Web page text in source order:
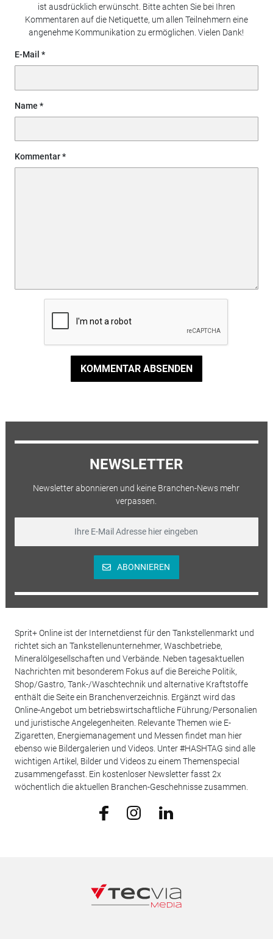
ist ausdrücklich erwünscht. Bitte achten Sie bei Ihren
Kommentaren auf die Netiquette, um allen Teilnehmern eine
angenehme Kommunikation zu ermöglichen. Vielen Dank!
E-Mail
Name
Kommentar
KOMMENTAR ABSENDEN
NEWSLETTER
Newsletter abonnieren und keine Branchen-News mehr
verpassen.
ABONNIEREN
Sprit+ Online ist der Internetdienst für den Tankstellenmarkt und
richtet sich an Tankstellenunternehmer, Waschbetriebe,
Mineralölgesellschaften und Verbände. Neben tagesaktuellen
Nachrichten mit besonderem Fokus auf die Bereiche Politik,
Shop/Gastro, Tank-/Waschtechnik und alternative Kraftstoffe
enthält die Seite ein Branchenverzeichnis. Ergänzt wird das
Online-Angebot um betriebswirtschaftliche Führung/Personalien
und juristische Angelegenheiten. Relevante Themen wie E-
Zigaretten, Energiemanagement und Messen findet man hier
ebenso wie Bildergalerien und Videos. Unter #HASHTAG sind alle
wichtigen Artikel, Bilder und Videos zu einem Themenspecial
zusammengefasst. Ein kostenloser Newsletter fasst 2x
wöchentlich die aktuellen Branchen-Geschehnisse zusammen.